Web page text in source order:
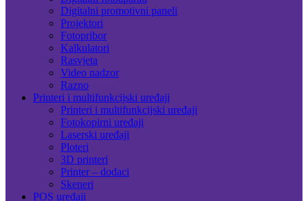
Digitalni promotivni paneli
Projektori
Fotopribor
Kalkulatori
Rasvjeta
Video nadzor
Razno
Printeri i multifunkcijski uređaji
Printeri i multifunkcijski uređaji
Fotokopirni uređaji
Laserski uređaji
Ploteri
3D printeri
Printer – dodaci
Skeneri
POS uređaji